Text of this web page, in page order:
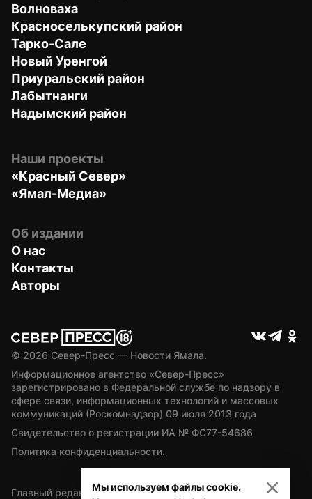
Волноваха
Красноселькупский район
Тарко-Сале
Новый Уренгой
Приуральский район
Лабытнанги
Надымский район
Наши проекты
«Красный Север»
«Ямал-Медиа»
Об издании
О нас
Контакты
Авторы
© 2026 Север-Пресс — Новости Ямала.
Информационное агентство «Север-Пресс»
зарегистрировано в Федеральной службе по надзору в
сфере связи, информационных технологий и массовых
коммуникаций (Роскомнадзор) 09 июля 2013 года
Свидетельство о регистрации ИА № ФС77-54686
Политика конфиденциальности.
Главный редактор — А.Л. Поздеев
Мы используем файлы cookie.